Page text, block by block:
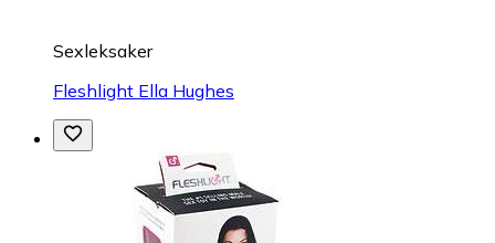
Sexleksaker
Fleshlight Ella Hughes